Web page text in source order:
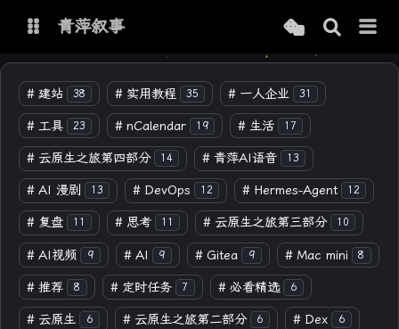
博客
青萍 AI 图床 青萍 AI 视频
青萍 AI 电商 青萍 AI 语音
青萍叙事
# 建站 38 # 实用教程 35 # 一人企业 31
# 工具 23 # nCalendar 19 # 生活 17
# 云原生之旅第四部分 14 # 青萍AI语音 13
# AI 漫剧 13 # DevOps 12 # Hermes-Agent 12
# 复盘 11 # 思考 11 # 云原生之旅第三部分 10
# AI视频 9 # AI 9 # Gitea 9 # Mac mini 8
# 推荐 8 # 定时任务 7 # 必看精选 6
# 云原生 6 # 云原生之旅第二部分 6 # Dex 6